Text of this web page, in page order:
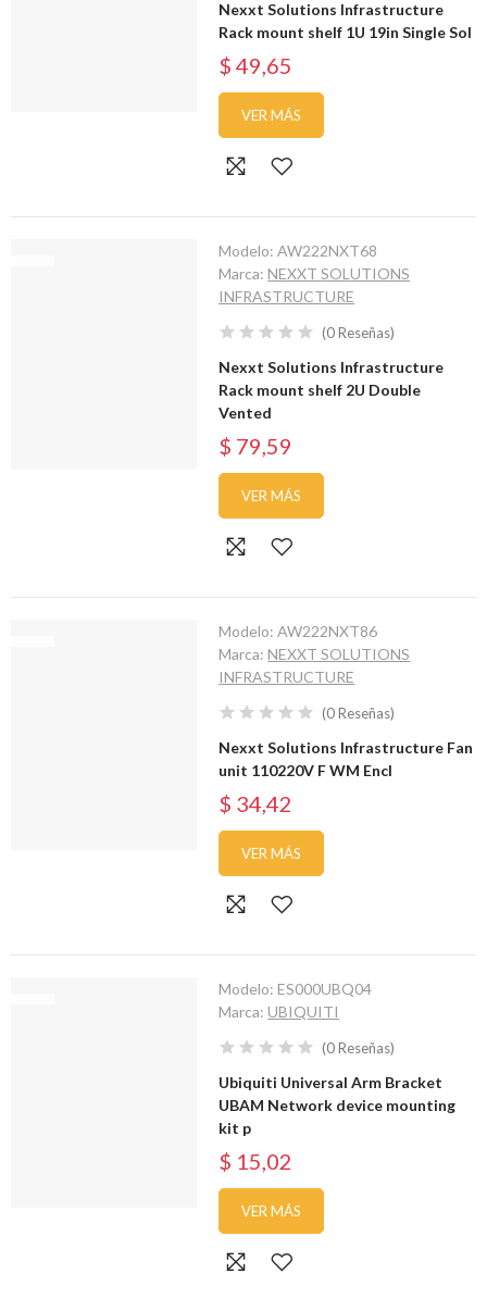
Nexxt Solutions Infrastructure
Rack mount shelf 1U 19in Single Sol
$ 49,65
VER MÁS
Modelo:AW222NXT68
Marca:NEXXT SOLUTIONS
INFRASTRUCTURE
(0Reseñas)
Nexxt Solutions Infrastructure
Rack mount shelf 2U Double
Vented
$ 79,59
VER MÁS
Modelo:AW222NXT86
Marca:NEXXT SOLUTIONS
INFRASTRUCTURE
(0Reseñas)
Nexxt Solutions Infrastructure Fan
unit 110220V F WM Encl
$ 34,42
VER MÁS
Modelo:ES000UBQ04
Marca:UBIQUITI
(0Reseñas)
Ubiquiti Universal Arm Bracket
UBAM Network device mounting
kit p
$ 15,02
VER MÁS